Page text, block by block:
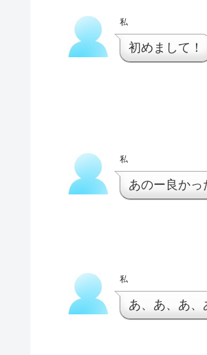
私
初めまして！
私
あのー良かっ
私
あ、あ、あ、